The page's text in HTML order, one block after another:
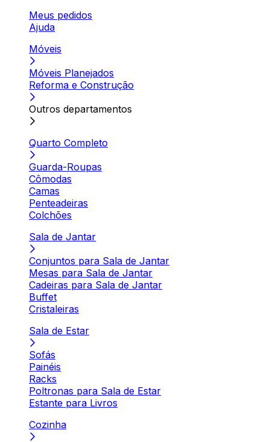
Meus pedidos
Ajuda
Móveis
Móveis Planejados
Reforma e Construção
Outros departamentos
Quarto Completo
Guarda-Roupas
Cômodas
Camas
Penteadeiras
Colchões
Sala de Jantar
Conjuntos para Sala de Jantar
Mesas para Sala de Jantar
Cadeiras para Sala de Jantar
Buffet
Cristaleiras
Sala de Estar
Sofás
Painéis
Racks
Poltronas para Sala de Estar
Estante para Livros
Cozinha